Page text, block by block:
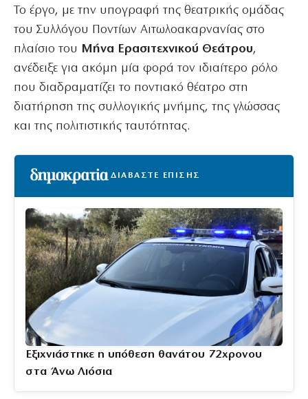
Το έργο, με την υπογραφή της θεατρικής ομάδας
του Συλλόγου Ποντίων Αιτωλοακαρνανίας στο
πλαίσιο του Μήνα Ερασιτεχνικού Θεάτρου,
ανέδειξε για ακόμη μία φορά τον ιδιαίτερο ρόλο
που διαδραματίζει το ποντιακό θέατρο στη
διατήρηση της συλλογικής μνήμης, της γλώσσας
και της πολιτιστικής ταυτότητας.
ΔΙΑΒΑΣΤΕ ΕΠΙΣΗΣ
Εξιχνιάστηκε η υπόθεση θανάτου 72χρονου
στα Άνω Λιόσια